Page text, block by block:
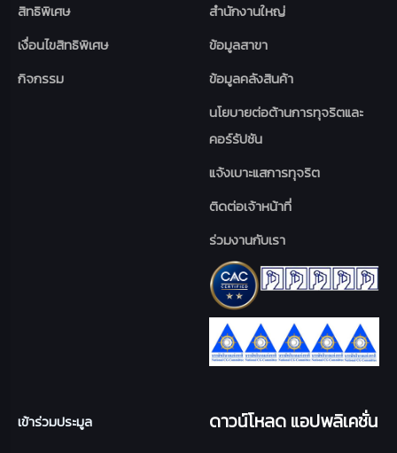
สิทธิพิเศษ
เงื่อนไขสิทธิพิเศษ
กิจกรรม
สำนักงานใหญ่
ข้อมูลสาขา
ข้อมูลคลังสินค้า
นโยบายต่อต้านการทุจริตและ
คอร์รัปชัน
แจ้งเบาะแสการทุจริต
ติดต่อเจ้าหน้าที่
ร่วมงานกับเรา
เข้าร่วมประมูล ดาวน์โหลด แอปพลิเคชั่น